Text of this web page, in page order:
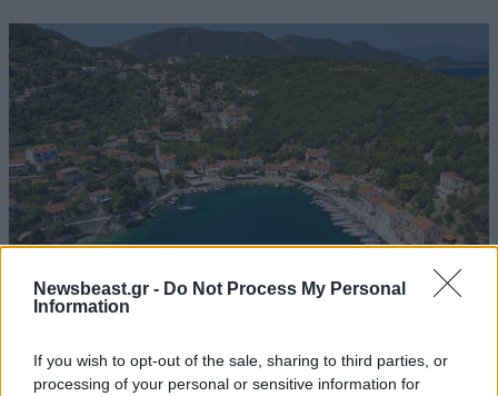
Newsbeast.gr - Do Not Process My Personal
Information
If you wish to opt-out of the sale, sharing to third parties, or
processing of your personal or sensitive information for
Κιόνι: Το παραθαλάσσιο κόσμημα της Ιθάκης